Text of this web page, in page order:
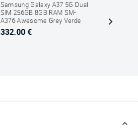
Samsung Galaxy A37 5G Dual
SIM 256GB 8GB RAM SM-
A376 Awesome Grey Verde
332.00 €